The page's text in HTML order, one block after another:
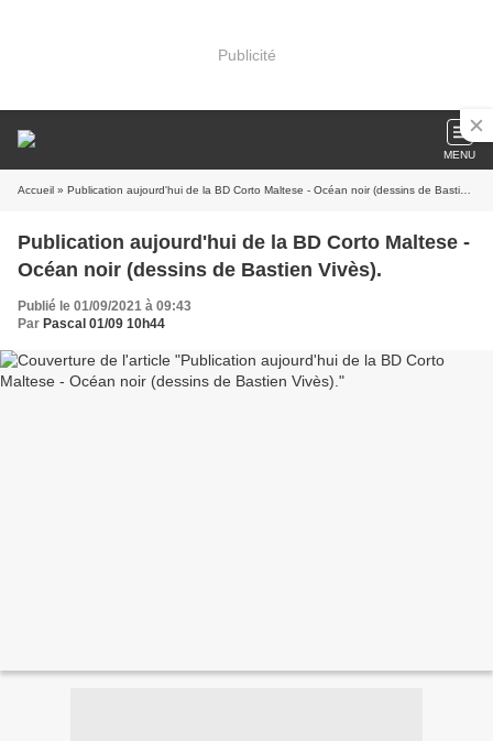
Publicité
MENU
Accueil » Publication aujourd'hui de la BD Corto Maltese - Océan noir (dessins de Bastien Vivès).
Publication aujourd'hui de la BD Corto Maltese -
Océan noir (dessins de Bastien Vivès).
Publié le 01/09/2021 à 09:43
Par Pascal 01/09 10h44